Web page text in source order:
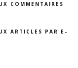
COMMENTAIRES
ARTICLES PAR E-